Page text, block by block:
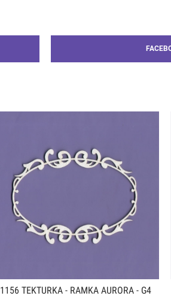
1156 TEKTURKA - RAMKA AURORA - G4